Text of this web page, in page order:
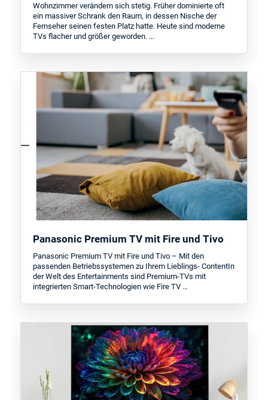
Wohnzimmer verändern sich stetig. Früher dominierte oft
ein massiver Schrank den Raum, in dessen Nische der
Fernseher seinen festen Platz hatte. Heute sind moderne
TVs flacher und größer geworden. …
Panasonic Premium TV mit Fire und Tivo
Panasonic Premium TV mit Fire und Tivo – Mit den
passenden Betriebssystemen zu Ihrem Lieblings- ContentIn
der Welt des Entertainments sind Premium-TVs mit
integrierten Smart-Technologien wie Fire TV …